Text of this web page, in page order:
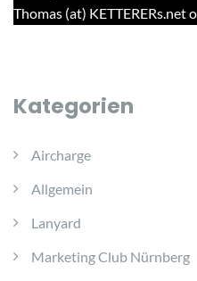
Thomas (at) KETTERERs.net
Kategorien
Aircharge
Allgemein
Lanyard
Marketing Club Nürnberg